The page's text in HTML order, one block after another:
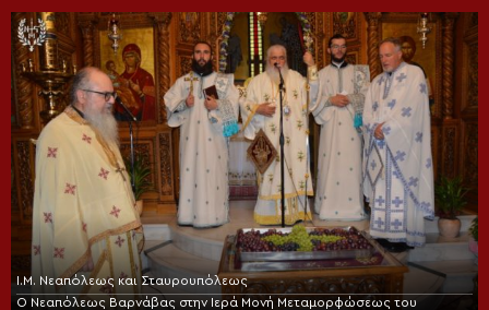
Ι.Μ. Νεαπόλεως και Σταυρουπόλεως
Ο Νεαπόλεως Βαρνάβας στην Ιερά Μονή Μεταμορφώσεως του